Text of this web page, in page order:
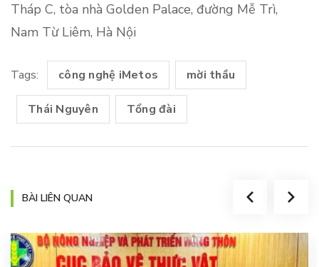
Tháp C, tòa nhà Golden Palace, đường Mễ Trì,
Nam Từ Liêm, Hà Nội
Tags: công nghệ iMetos mời thầu
Thái Nguyên Tổng đài
BÀI LIÊN QUAN